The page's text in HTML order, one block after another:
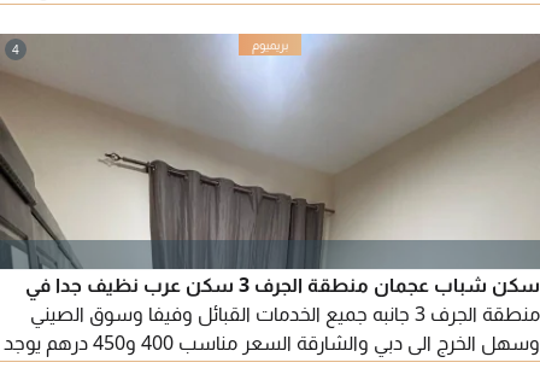
4
سكن شباب عجمان منطقة الجرف 3 سكن عرب نظيف جدا في
منطقة الجرف 3 جانبه جميع الخدمات القبائل وفيفا وسوق الصيني
وسهل الخرج الى دبي والشارقة السعر مناسب 400 و450 درهم يوجد